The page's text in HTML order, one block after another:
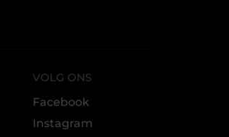
VOLG ONS
Facebook
Instagram